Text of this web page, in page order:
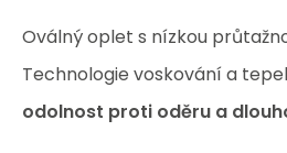
Oválný oplet s nízkou
Technologie voskování a
odolnost proti oděru a